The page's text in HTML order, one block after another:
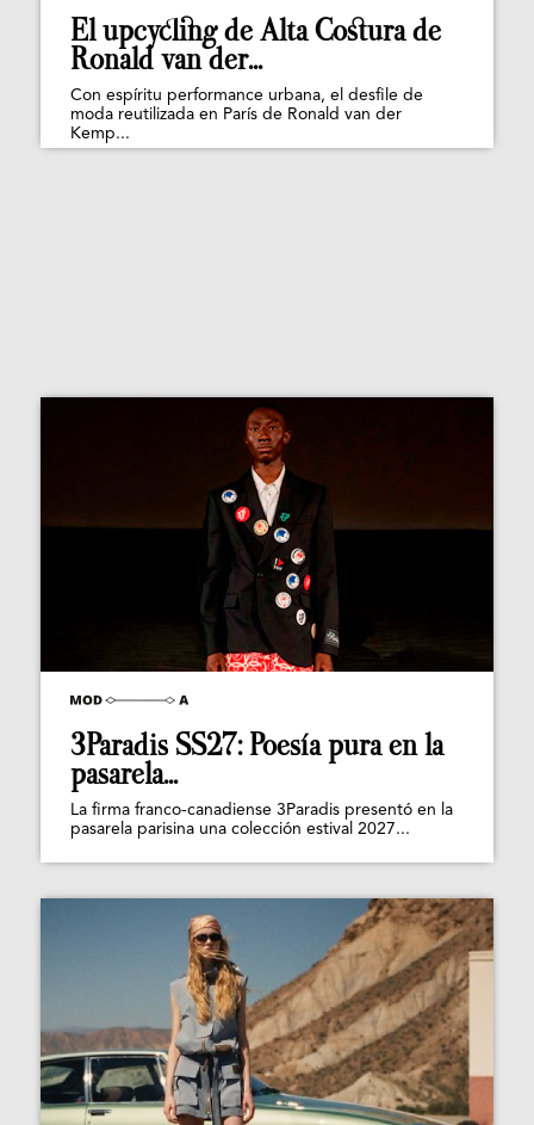
El upcycling de Alta Costura de
Ronald van der...
Con espíritu performance urbana, el desfile de
moda reutilizada en París de Ronald van der
Kemp...
3Paradis SS27: Poesía pura en la
pasarela...
La firma franco-canadiense 3Paradis presentó en la
pasarela parisina una colección estival 2027...